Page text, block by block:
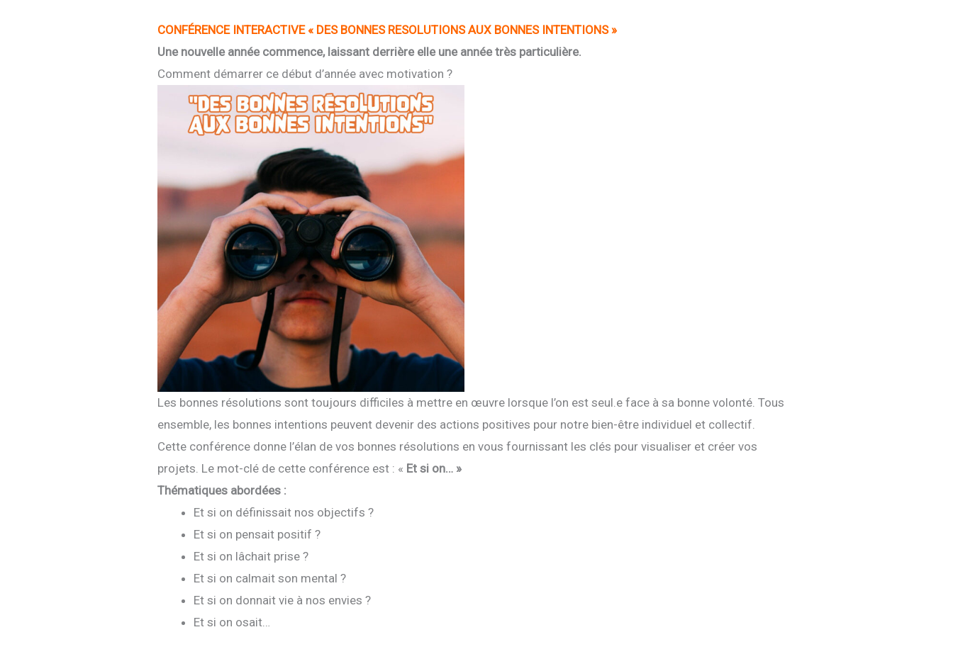
CONFÉRENCEINTERACTIVE « DES BONNES RESOLUTIONS AUX BONNES INTENTIONS »
Une nouvelle année commence, laissant derrière elle une année très particulière.
Comment démarrer ce début d’année avec motivation ?
Les bonnes résolutions sont toujours difficiles à mettre en œuvre lorsque l’on est seul.e face à sa bonne volonté. Tous
ensemble, les bonnes intentions peuvent devenir des actions positives pour notre bien-être individuel et collectif.
Cette conférence donne l’élan de vos bonnes résolutions en vous fournissant les clés pour visualiser et créer vos
projets. Le mot-clé de cette conférence est : « Et si on… »
Thématiques abordées :
Et si on définissait nos objectifs ?
Et si on pensait positif ?
Et si on lâchait prise ?
Et si on calmait son mental ?
Et si on donnait vie à nos envies ?
Et si on osait…